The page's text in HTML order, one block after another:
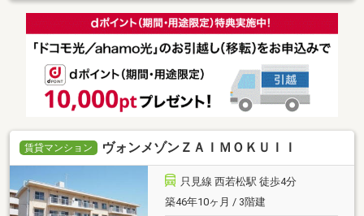
賃貸マンション ヴォンメゾンＺＡＩＭＯＫＵＩＩ
只見線 西若松駅 徒歩4分
築46年10ヶ月 / 3階建